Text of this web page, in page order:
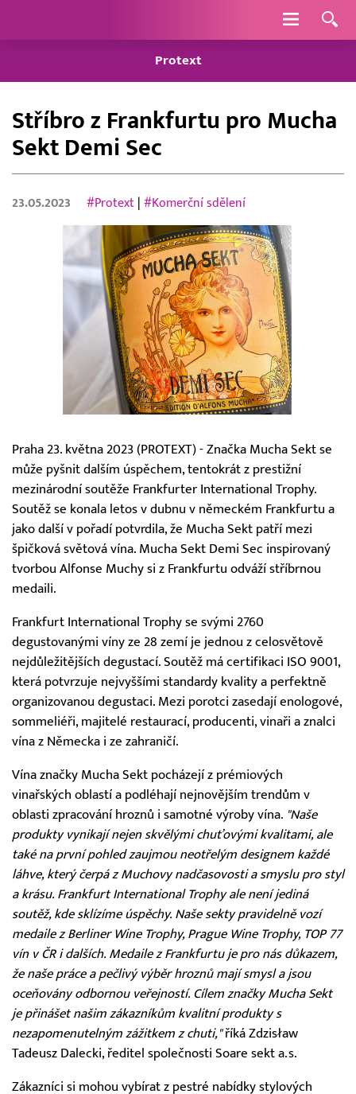
Navigace
Protext
Stříbro z Frankfurtu pro Mucha
Sekt Demi Sec
23.05.2023 #Protext |#Komerční sdělení
Praha 23. května 2023 (PROTEXT) - Značka Mucha Sekt se
může pyšnit dalším úspěchem, tentokrát z prestižní
mezinárodní soutěže Frankfurter International Trophy.
Soutěž se konala letos v dubnu v německém Frankfurtu a
jako další v pořadí potvrdila, že Mucha Sekt patří mezi
špičková světová vína. Mucha Sekt Demi Sec inspirovaný
tvorbou Alfonse Muchy si z Frankfurtu odváží stříbrnou
medaili.
Frankfurt International Trophy se svými 2760
degustovanými víny ze 28 zemí je jednou z celosvětově
nejdůležitějších degustací. Soutěž má certifikaci ISO 9001,
která potvrzuje nejvyššími standardy kvality a perfektně
organizovanou degustaci. Mezi porotci zasedají enologové,
sommeliéři, majitelé restaurací, producenti, vinaři a znalci
vína z Německa i ze zahraničí.
Vína značky Mucha Sekt pocházejí z prémiových
vinařských oblastí a podléhají nejnovějším trendům v
oblasti zpracování hroznů i samotné výroby vína. "Naše
produkty vynikají nejen skvělými chuťovými kvalitami, ale
také na první pohled zaujmou neotřelým designem každé
láhve, který čerpá z Muchovy nadčasovosti a smyslu pro styl
a krásu. Frankfurt International Trophy ale není jediná
soutěž, kde sklízíme úspěchy. Naše sekty pravidelně vozí
medaile z Berliner Wine Trophy, Prague Wine Trophy, TOP 77
vín v ČR i dalších. Medaile z Frankfurtu je pro nás důkazem,
že naše práce a pečlivý výběr hroznů mají smysl a jsou
oceňovány odbornou veřejností. Cílem značky Mucha Sekt
je přinášet našim zákazníkům kvalitní produkty s
nezapomenutelným zážitkem z chuti,"říká Zdzisław
Tadeusz Dalecki, ředitel společnosti Soare sekt a.s.
Zákazníci si mohou vybírat z pestré nabídky stylových